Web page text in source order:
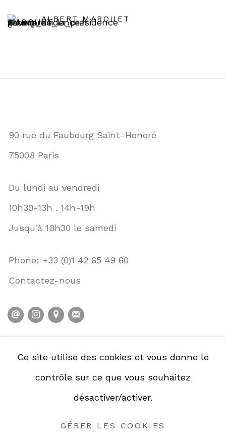
ALBERT MARQUET
90 rue du Faubourg Saint-Honoré
75008 Paris
Du lundi au vendredi
10h30-13h . 14h-19h
Jusqu'à 18h30 le samedi
Phone: +33 (0)1 42 65 49 60
Contactez-nous
COPYRIGHT © GALERIE DE LA PRÉSIDENCE
Ce site utilise des cookies et vous donne le
contrôle sur ce que vous souhaitez
désactiver/activer.
GÉRER LES COOKIES